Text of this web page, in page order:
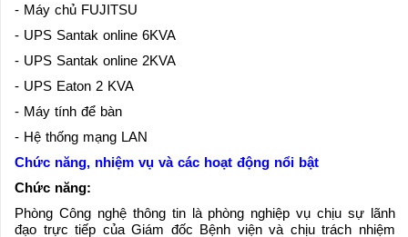
- Máy chủ FUJITSU
- UPS Santak online 6KVA
- UPS Santak online 2KVA
- UPS Eaton 2 KVA
- Máy tính để bàn
- Hệ thống mạng LAN
Chức năng, nhiệm vụ và các hoạt động nổi bật
Chức năng:
Phòng Công nghệ thông tin là phòng nghiệp vụ chịu sự lãnh
đạo trực tiếp của Giám đốc Bệnh viện và chịu trách nhiệm